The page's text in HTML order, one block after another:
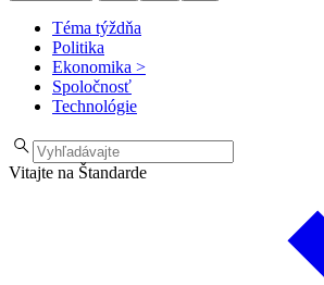
Téma týždňa
Politika
Ekonomika >
Spoločnosť
Technológie
Vitajte na Štandarde